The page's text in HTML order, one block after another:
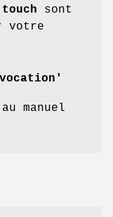
touch sont
votre
manuel